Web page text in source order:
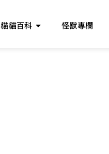
貓貓百科 怪獸專欄